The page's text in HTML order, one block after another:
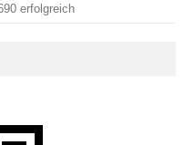
erfolgreich